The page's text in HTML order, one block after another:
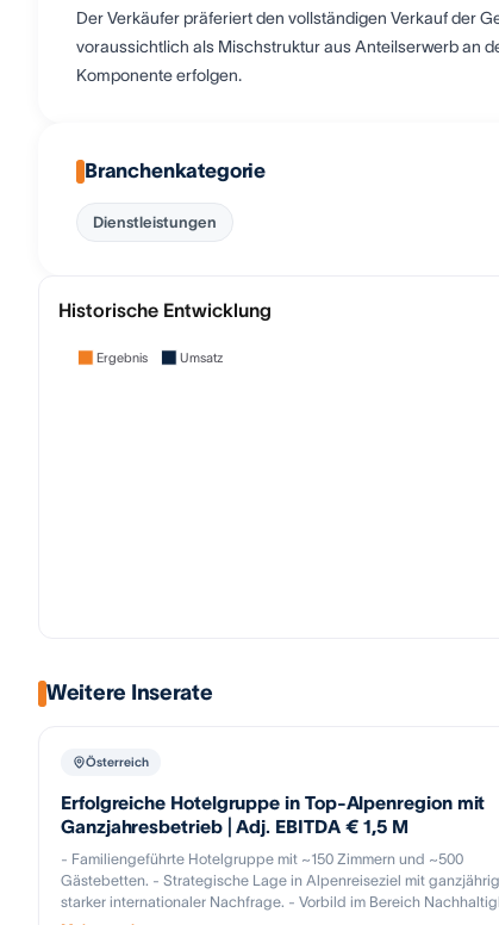
Der Verkäufer präferiert den vollständigen Verkauf der
voraussichtlich als Mischstruktur aus Anteilserwerb an
Komponente erfolgen.
Branchenkategorie
Dienstleistungen
Historische Entwicklung
Ergebnis Umsatz
Weitere Inserate
Österreich
Erfolgreiche Hotelgruppe in Top-Alpenregion mit
Ganzjahresbetrieb | Adj. EBITDA € 1,5 M
- Familiengeführte Hotelgruppe mit ~150 Zimmern und ~500
Gästebetten. - Strategische Lage in Alpenreiseziel mit ganzjährig
starker internationaler Nachfrage. - Vorbild im Bereich